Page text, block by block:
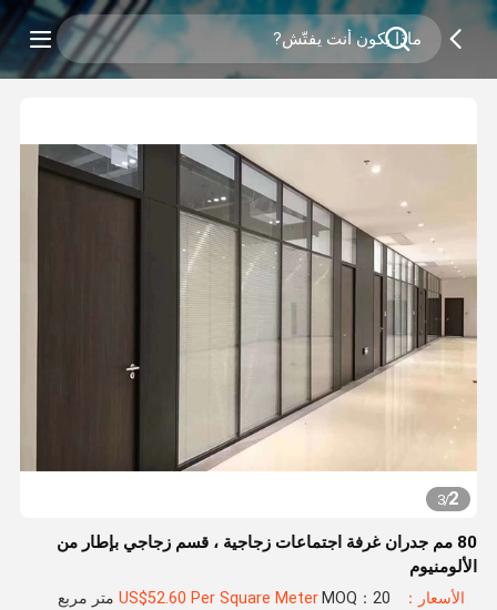
2
/
3
80 مم جدران غرفة اجتماعات زجاجية ، قسم زجاجي بإطار من
الألومنيوم
الأسعار：US$52.60 Per Square Meter MOQ：20 متر مربع